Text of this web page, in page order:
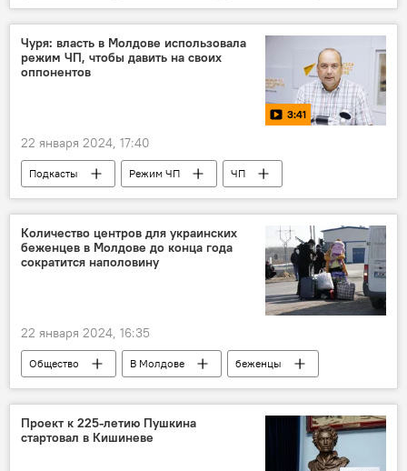
Майя Санду
PAS
Чуря: власть в Молдове использовала
режим ЧП, чтобы давить на своих
оппонентов
3:41
22 января 2024, 17:40
Подкасты Режим ЧП
ЧП
Молдова
Количество центров для украинских
беженцев в Молдове до конца года
сократится наполовину
22 января 2024, 16:35
Общество В Молдове
беженцы
Украина
Министерство труда, социальной защиты и семьи Молдовы
Алексей Бузу
Проект к 225-летию Пушкина
стартовал в Кишиневе